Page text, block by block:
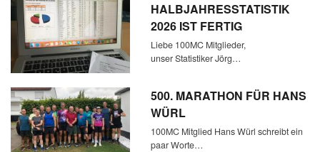
HALBJAHRESSTATISTIK
2026 IST FERTIG
Liebe 100MC Mitglieder,
unser Statistiker Jörg…
500. MARATHON FÜR HANS
WÜRL
100MC Mitglied Hans Würl schreibt ein
paar Worte…